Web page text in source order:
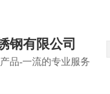
钢有限公司
品-一流的专业服务